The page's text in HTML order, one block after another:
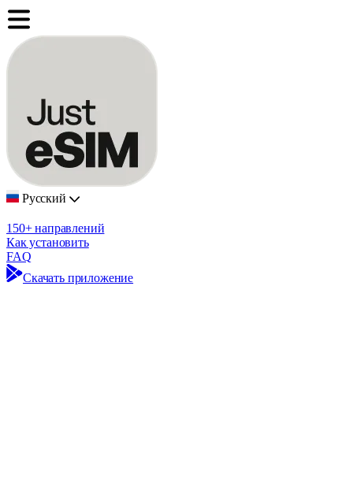
Русский
150+ направлений
Как установить
FAQ
Скачать приложение